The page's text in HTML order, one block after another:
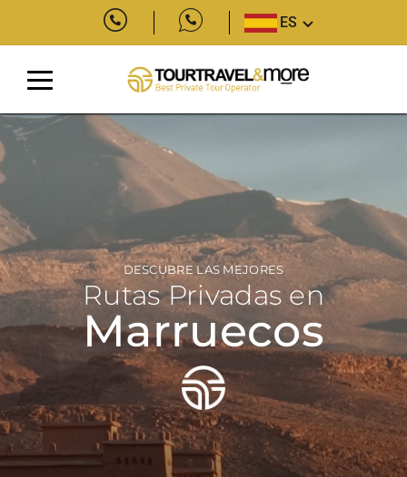
ES
DESCUBRE LAS MEJORES
Rutas Privadas en
Marruecos